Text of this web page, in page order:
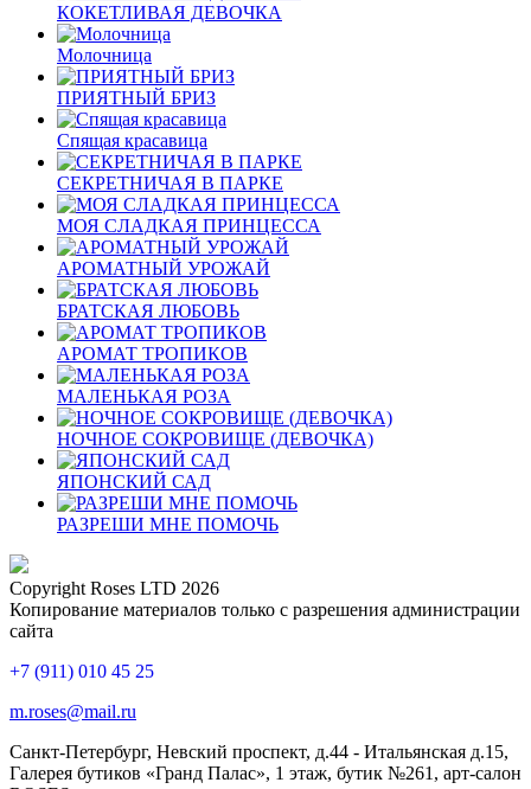
КОКЕТЛИВАЯ ДЕВОЧКА
Молочница
ПРИЯТНЫЙ БРИЗ
Спящая красавица
СЕКРЕТНИЧАЯ В ПАРКЕ
МОЯ СЛАДКАЯ ПРИНЦЕССА
АРОМАТНЫЙ УРОЖАЙ
БРАТСКАЯ ЛЮБОВЬ
АРОМАТ ТРОПИКОВ
МАЛЕНЬКАЯ РОЗА
НОЧНОЕ СОКРОВИЩЕ (ДЕВОЧКА)
ЯПОНСКИЙ САД
РАЗРЕШИ МНЕ ПОМОЧЬ
Copyright Roses LTD 2026
Копирование материалов только с разрешения администрации
сайта
+7 (911) 010 45 25
m.roses@mail.ru
Санкт-Петербург, Невский проспект, д.44 - Итальянская д.15,
Галерея бутиков «Гранд Палас», 1 этаж, бутик №261, арт-салон